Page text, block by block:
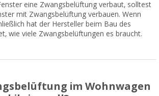
eine Zwangsbelüftung verbaut, solltest
mit Zwangsbelüftung verbauen. Wenn
hat der Hersteller beim Bau des
wie viele Zwangsbelüftungen es braucht.
im Wohnwagen